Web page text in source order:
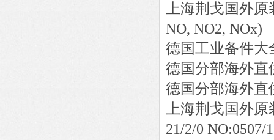
上海荆戈国外
NO, NO2, NOx)
德国工业备件大
德国分部海外直
德国分部海外直
上海荆戈国外
21/2/0 NO:0507/